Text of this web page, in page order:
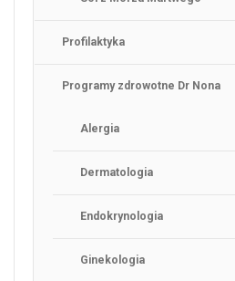
Profilaktyka
Programy zdrowotne Dr Nona
Alergia
Dermatologia
Endokrynologia
Ginekologia